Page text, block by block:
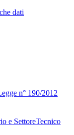
dati
n° 190/2012
e SettoreTecnico